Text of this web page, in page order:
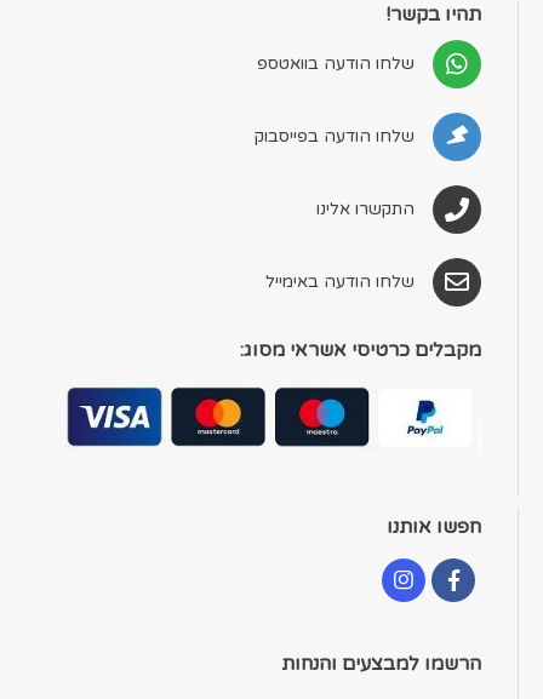
תהיו בקשר!
שלחו הודעה בוואטספ
שלחו הודעה בפייסבוק
התקשרו אלינו
שלחו הודעה באימייל
מקבלים כרטיסי אשראי מסוג:
חפשו אותנו
הרשמו למבצעים והנחות